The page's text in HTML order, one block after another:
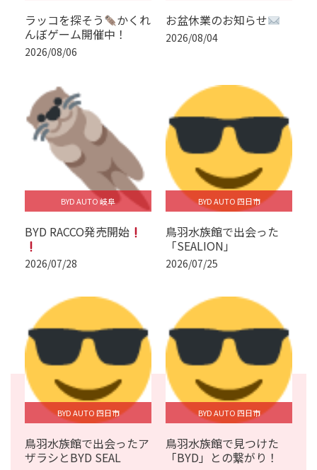
ラッコを探そう
かくれ
んぼゲーム開催中！
2026/08/06
お盆休業のお知らせ
2026/08/04
BYD AUTO 岐阜
BYD RACCO発売開始
2026/07/28
BYD AUTO 四日市
鳥羽水族館で出会った
「SEALION」
2026/07/25
BYD AUTO 四日市
鳥羽水族館で出会ったア
ザラシとBYD SEAL
BYD AUTO 四日市
鳥羽水族館で見つけた
「BYD」との繋がり！